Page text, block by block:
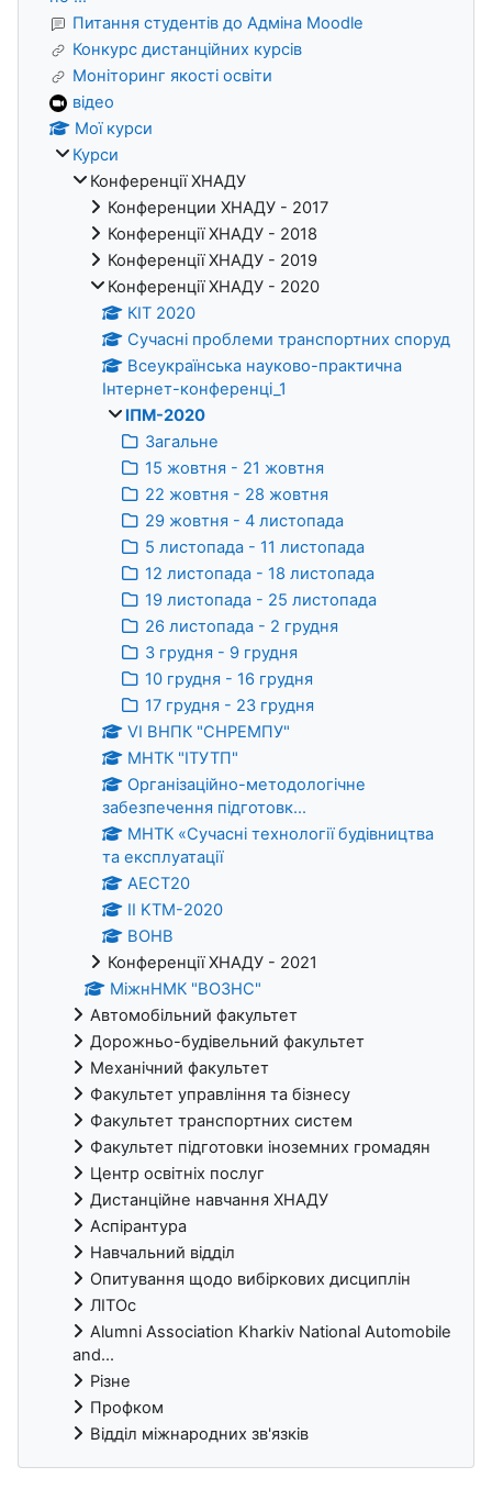
Питання студентів до Адміна Moodle
Конкурс дистанційних курсів
Моніторинг якості освіти
відео
Мої курси
Курси
Конференції ХНАДУ
Конференции ХНАДУ - 2017
Конференції ХНАДУ - 2018
Конференції ХНАДУ - 2019
Конференції ХНАДУ - 2020
КІТ 2020
Сучасні проблеми транспортних споруд
Всеукраїнська науково-практична
Інтернет-конференці_1
ІПМ-2020
Загальне
15 жовтня - 21 жовтня
22 жовтня - 28 жовтня
29 жовтня - 4 листопада
5 листопада - 11 листопада
12 листопада - 18 листопада
19 листопада - 25 листопада
26 листопада - 2 грудня
3 грудня - 9 грудня
10 грудня - 16 грудня
17 грудня - 23 грудня
VІ ВНПК "СНРЕМПУ"
МНТК "ІТУТП"
Організаційно-методологічне
забезпечення підготовк...
МНТК «Сучасні технології будівництва
та експлуатації
АЕСТ20
II KTM-2020
ВОНВ
Конференції ХНАДУ - 2021
МіжнНМК "ВОЗНС"
Автомобільний факультет
Дорожньо-будівельний факультет
Механічний факультет
Факультет управління та бізнесу
Факультет транспортних систем
Факультет підготовки іноземних громадян
Центр освітніх послуг
Дистанційне навчання ХНАДУ
Аспірантура
Навчальний відділ
Опитування щодо вибіркових дисциплін
ЛІТОс
Alumni Association Kharkiv National Automobile
and...
Різне
Профком
Відділ міжнародних зв'язків